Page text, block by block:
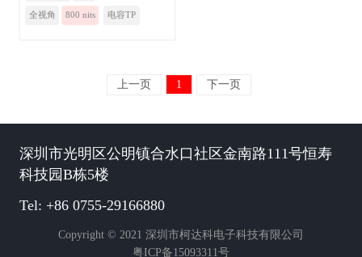
全视角 800 nits 电容TP
上一页 1 下一页
深圳市光明区公明镇合水口社区金南路111号恒寿
科技园B栋5楼
Tel: +86 0755-29166880
Copyright © 2021 深圳市柯达科电子科技有限公司
粤ICP备15093311号